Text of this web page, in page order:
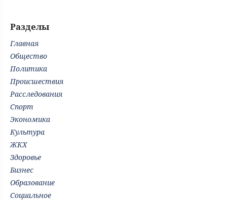
Разделы
Главная
Общество
Политика
Происшествия
Расследования
Спорт
Экономика
Культура
ЖКХ
Здоровье
Бизнес
Образование
Социальное